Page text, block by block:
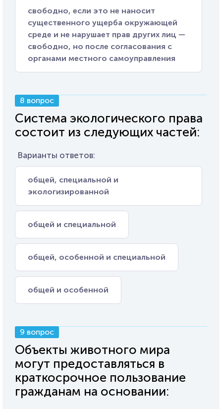
свободно, если это не наносит
существенного ущерба окружающей
среде и не нарушает прав других лиц —
свободно, но после согласования с
органами местного самоуправления
8 вопрос
Система экологического права
состоит из следующих частей:
Варианты ответов:
общей, специальной и
экологизированной
общей и специальной
общей, особенной и специальной
общей и особенной
9 вопрос
Объекты животного мира
могут предоставляться в
краткосрочное пользование
гражданам на основании: